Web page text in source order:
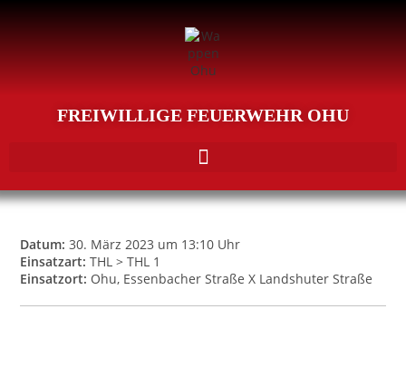
FREIWILLIGE FEUERWEHR OHU
Datum: 30. März 2023 um 13:10 Uhr
Einsatzart: THL > THL 1
Einsatzort: Ohu, Essenbacher Straße X Landshuter Straße